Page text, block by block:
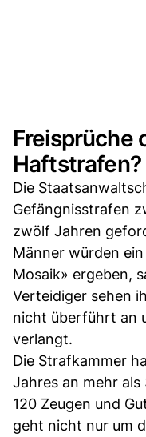
Freisprüche
Haftstrafen?
Die
Gefängnisstrafen
zwölf Jahren
Männer würden
Mosaik» ergeben,
Verteidiger sehen
nicht überführt an
verlangt.
Die Strafkammer
Jahres an mehr
120 Zeugen und
geht nicht nur um